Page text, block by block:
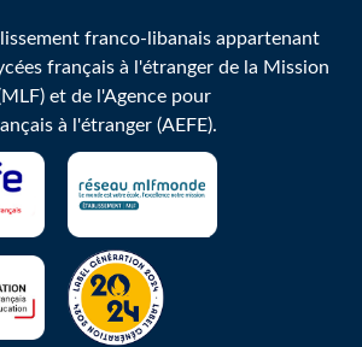
franco-libanais appartenant
français à l'étranger de la Mission
et de l'Agence pour
à l'étranger (AEFE).